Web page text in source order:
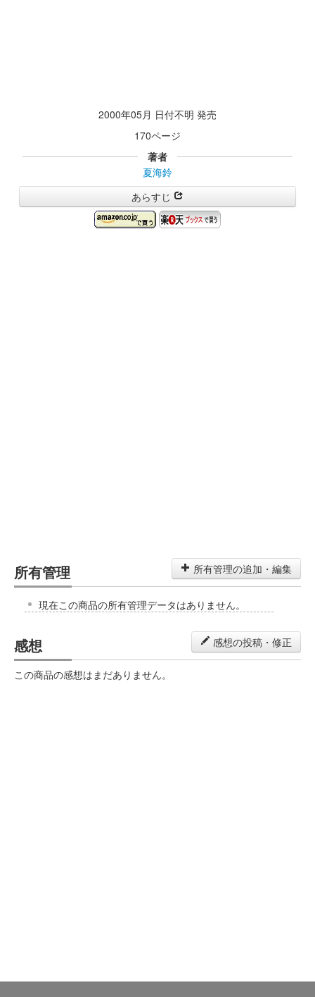
2000年05月 日付不明 発売
170ページ
著者
夏海鈴
あらすじ
所有管理 所有管理の追加・編集
現在この商品の所有管理データはありません。
感想 感想の投稿・修正
この商品の感想はまだありません。